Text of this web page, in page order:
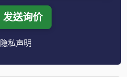
发送询价
隐私声明